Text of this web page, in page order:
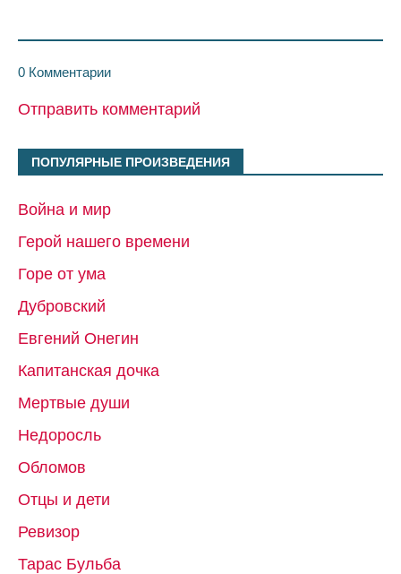
0 Комментарии
Отправить комментарий
ПОПУЛЯРНЫЕ ПРОИЗВЕДЕНИЯ
Война и мир
Герой нашего времени
Горе от ума
Дубровский
Евгений Онегин
Капитанская дочка
Мертвые души
Недоросль
Обломов
Отцы и дети
Ревизор
Тарас Бульба